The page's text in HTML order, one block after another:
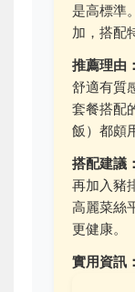
是高標準
加，搭配
推薦理由：
舒適有質
套餐搭配
飯）都頗
搭配建議：
再加入豬
高麗菜絲
更健康。
實用資訊：